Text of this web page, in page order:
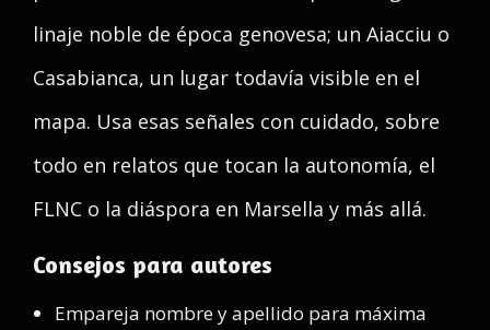
linaje noble de época genovesa; un Aiacciu o
Casabianca, un lugar todavía visible en el
mapa. Usa esas señales con cuidado, sobre
todo en relatos que tocan la autonomía, el
FLNC o la diáspora en Marsella y más allá.
Consejos para autores
Empareja nombre y apellido para máxima